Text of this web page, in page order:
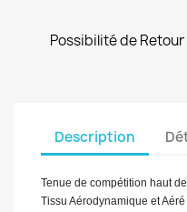
Possibilité de Retour
Description
Tenue de compétition haut
Tissu Aérodynamique et